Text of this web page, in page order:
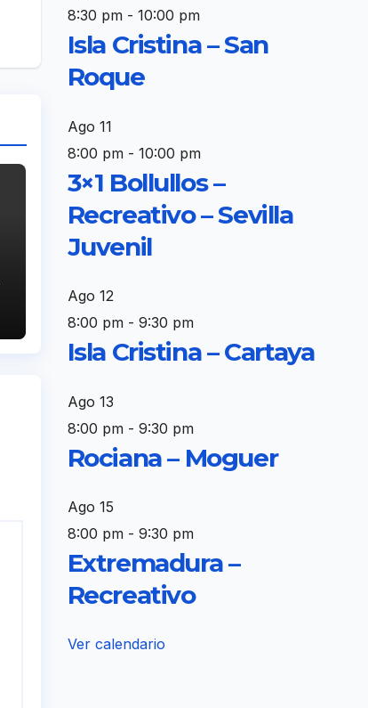
8:30 pm- 10:00 pm
Isla Cristina – San
Roque
Ago 11
8:00 pm- 10:00 pm
3×1 Bollullos –
Recreativo – Sevilla
Juvenil
Ago 12
8:00 pm- 9:30 pm
Isla Cristina – Cartaya
Ago 13
8:00 pm- 9:30 pm
Rociana – Moguer
Ago 15
8:00 pm- 9:30 pm
Extremadura –
Recreativo
Ver calendario